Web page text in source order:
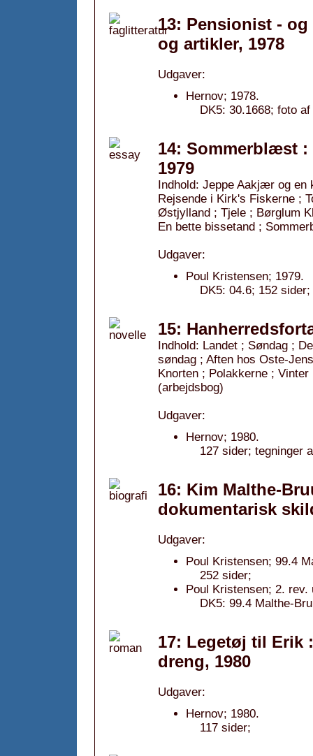
13: Pensionist -
og artikler, 1978
Udgaver:
Hernov; 1978.
DK5: 30.1668; foto
14: Sommerblæst
1979
Indhold: Jeppe Aakjær og en
Rejsende i Kirk's Fiskerne ;
Østjylland ; Tjele ; Børglum
En bette bissetand ;
Udgaver:
Poul Kristensen; 1979.
DK5: 04.6; 152
15:
Indhold: Landet ; Søndag ;
søndag ; Aften hos Oste-
Knorten ; Polakkerne ;
(arbejdsbog)
Udgaver:
Hernov; 1980.
127 sider; tegninger
16: Kim Malthe-
dokumentarisk
Udgaver:
Poul Kristensen; 99.4
252 sider;
Poul Kristensen; 2. rev.
DK5: 99.4 Malthe-
17: Legetøj til Erik
dreng, 1980
Udgaver:
Hernov; 1980.
117 sider;